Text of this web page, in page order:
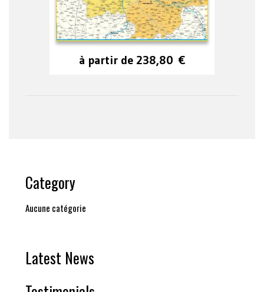
à partir de 238,80 €
Category
Aucune catégorie
Latest News